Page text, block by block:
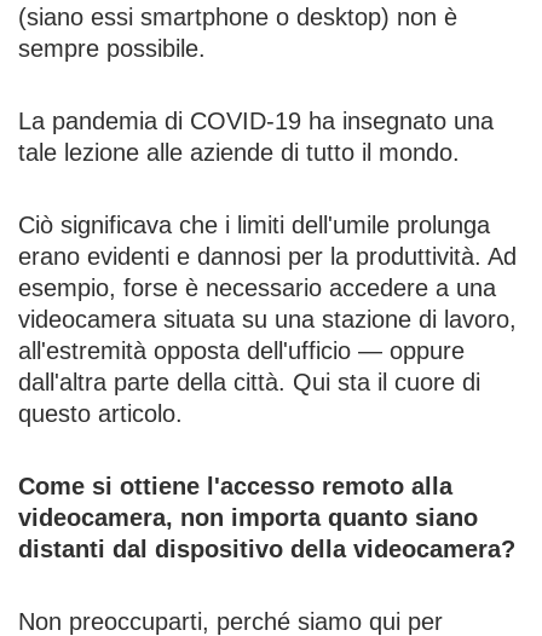
(siano essi smartphone o desktop) non è
sempre possibile.
La pandemia di COVID-19 ha insegnato una
tale lezione alle aziende di tutto il mondo.
Ciò significava che i limiti dell'umile prolunga
erano evidenti e dannosi per la produttività. Ad
esempio, forse è necessario accedere a una
videocamera situata su una stazione di lavoro,
all'estremità opposta dell'ufficio — oppure
dall'altra parte della città. Qui sta il cuore di
questo articolo.
Come si ottiene l'accesso remoto alla
videocamera, non importa quanto siano
distanti dal dispositivo della videocamera?
Non preoccuparti, perché siamo qui per